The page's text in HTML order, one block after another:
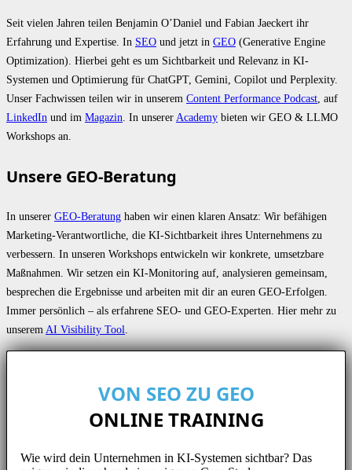
Seit vielen Jahren teilen Benjamin O’Daniel und Fabian Jaeckert ihr
Erfahrung und Expertise. In SEO und jetzt in GEO (Generative Engine
Optimization). Hierbei geht es um Sichtbarkeit und Relevanz in KI-
Systemen und Optimierung für ChatGPT, Gemini, Copilot und Perplexity.
Unser Fachwissen teilen wir in unserem Content Performance Podcast , auf
LinkedIn und im Magazin . In unserer Academy bieten wir GEO & LLMO
Workshops an.
Unsere GEO-Beratung
In unserer GEO-Beratung haben wir einen klaren Ansatz: Wir befähigen
Marketing-Verantwortliche, die KI-Sichtbarkeit ihres Unternehmens zu
verbessern. In unseren Workshops entwickeln wir konkrete, umsetzbare
Maßnahmen. Wir setzen ein KI-Monitoring auf, analysieren gemeinsam,
besprechen die Ergebnisse und arbeiten mit dir an euren GEO-Erfolgen.
Immer persönlich – als erfahrene SEO- und GEO-Experten. Hier mehr zu
unseremAI Visibility Tool.
VON SEO ZU GEO
ONLINE TRAINING
Wie wird dein Unternehmen in KI-Systemen sichtbar? Das